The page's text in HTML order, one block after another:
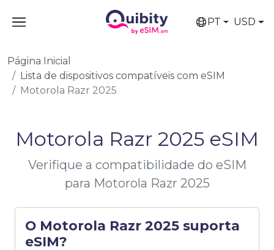
PT USD
Página Inicial
Lista de dispositivos compatíveis com eSIM
Motorola Razr 2025
Motorola Razr 2025 eSIM
Verifique a compatibilidade do eSIM
para Motorola Razr 2025
O Motorola Razr 2025 suporta
eSIM?